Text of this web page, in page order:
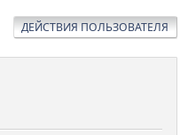
ДЕЙСТВИЯ ПОЛЬЗОВАТЕЛЯ